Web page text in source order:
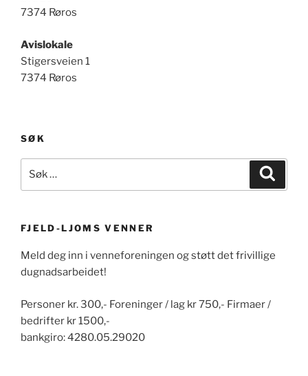
7374 Røros
Avislokale
Stigersveien 1
7374 Røros
SØK
etter:
FJELD-LJOMS VENNER
Meld deg inn i venneforeningen og støtt det frivillige
dugnadsarbeidet!
Personer kr. 300,- Foreninger / lag kr 750,- Firmaer /
bedrifter kr 1500,-
bankgiro: 4280.05.29020